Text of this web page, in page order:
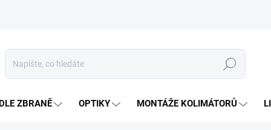
Hledat
DLE ZBRANĚ OPTIKY MONTÁŽE KOLIMÁTORŮ